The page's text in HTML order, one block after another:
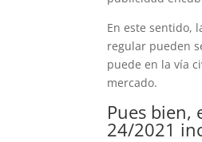
En este sentido,
regular pueden
puede en la vía
mercado.
Pues bien,
24/2021